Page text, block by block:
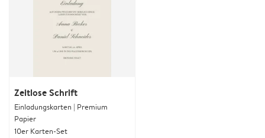
Zeitlose Schrift
Einladungskarten | Premium
Papier
10er Karten-Set